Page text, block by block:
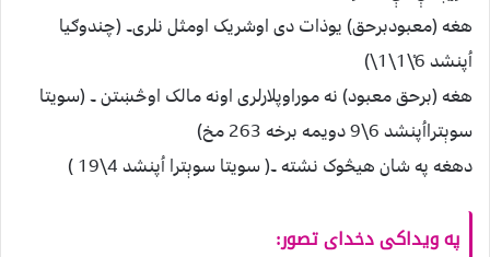
هغه (معبودبرحق) یوذات دی اوشریک اومثل نلری۔ (چندوګیا
اُپنشد 6ْ\1\1\)
هغه (برحق معبود) نه موراوپلارلری اونه مالک اوڅښتن ۔ (سویتا
سوېترااُپنشد 6\9 دویمه برخه 263 مخ)
دهغه په شان هیڅوک نشته ۔( سویتا سوېترا اُپنشد 4\19 )
په ویداکی دخدای تصور: